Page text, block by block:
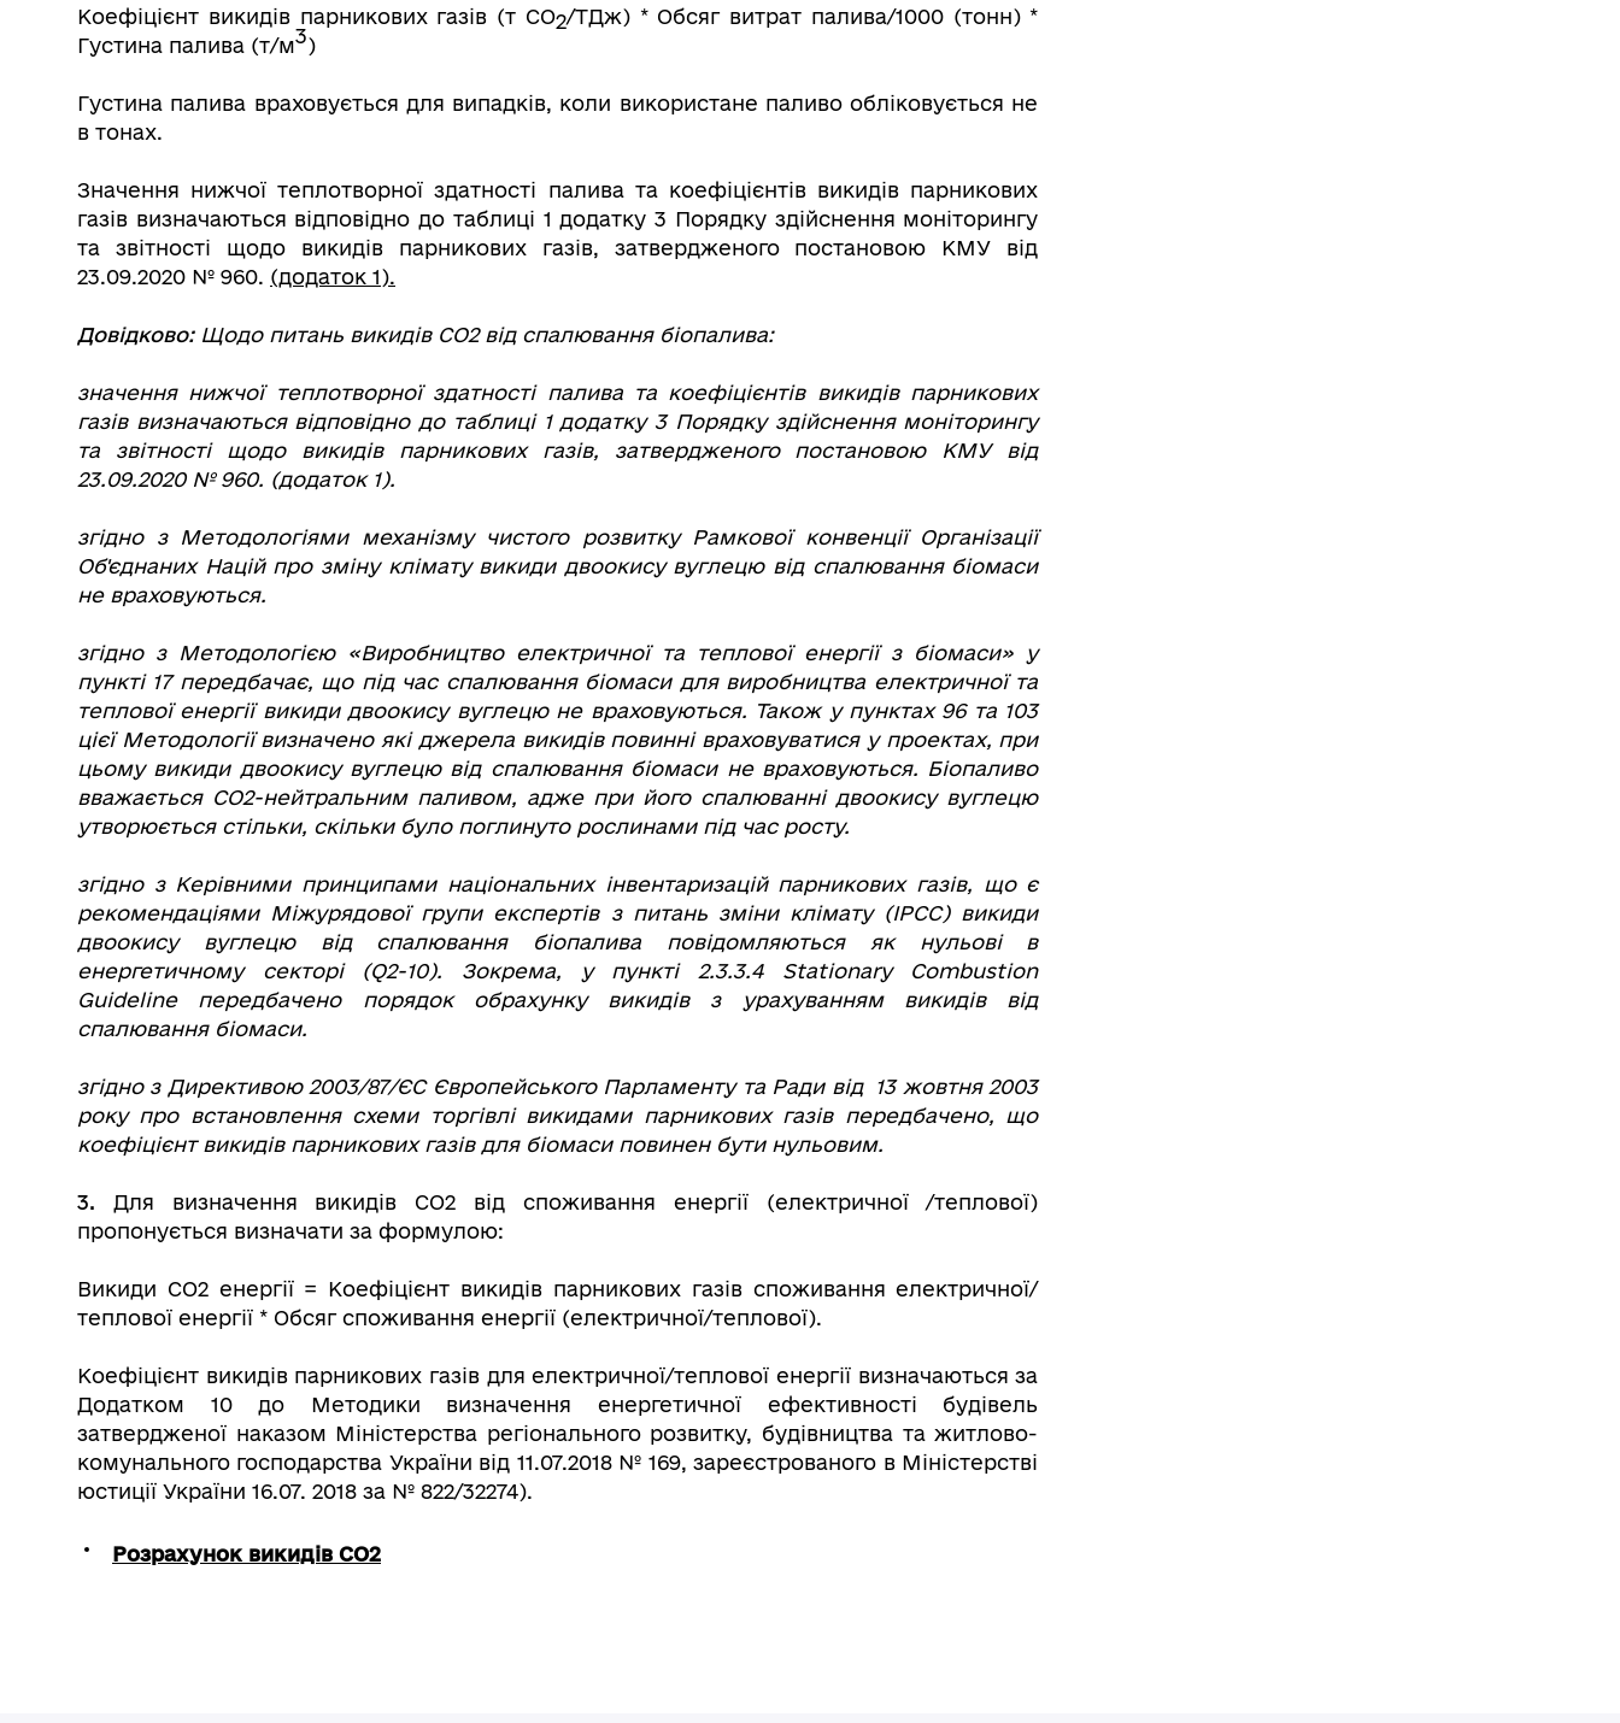
Коефіцієнт викидів парникових газів (т CO2/ТДж) * Обсяг витрат палива/1000 (тонн) *
Густина палива (т/м3)
Густина палива враховується для випадків, коли використане паливо обліковується не
в тонах.
Значення нижчої теплотворної здатності палива та коефіцієнтів викидів парникових
газів визначаються відповідно до таблиці 1 додатку 3 Порядку здійснення моніторингу
та звітності щодо викидів парникових газів, затвердженого постановою КМУ від
23.09.2020 № 960. (додаток 1).
Довідково:Щодо питань викидів СО2 від спалювання біопалива:
значеннянижчої теплотворної здатності палива та коефіцієнтів викидів парникових
газіввизначаються відповідно до таблиці 1 додатку 3 Порядку здійснення моніторингу
та звітності щодо викидів парникових газів, затвердженого постановою КМУ від
23.09.2020 № 960. (додаток 1).
згідно з Методологіями механізму чистого розвитку Рамкової конвенції Організації
Об'єднаних Націй про зміну клімату викиди двоокису вуглецю від спалювання біомаси
не враховуються.
згідно з Методологією «Виробництво електричної та теплової енергії з біомаси» у
пункті 17 передбачає, що під час спалювання біомаси для виробництва електричної та
теплової енергії викиди двоокису вуглецю не враховуються. Також у пунктах 96 та 103
цієї Методології визначено які джерела викидів повинні враховуватися у проектах, при
цьому викиди двоокису вуглецю від спалювання біомаси не враховуються. Біопаливо
вважається СО2-нейтральним паливом, адже при його спалюванні двоокису вуглецю
утворюється стільки, скільки було поглинуто рослинами під час росту.
згідно з Керівними принципами національних інвентаризацій парникових газів, що є
рекомендаціями Міжурядової групи експертів з питань зміни клімату (IPCC) викиди
двоокису вуглецю від спалювання біопалива повідомляються як нульові в
енергетичному секторі (Q2-10). Зокрема, у пункті 2.3.3.4 Stationary Combustion
Guideline передбачено порядок обрахунку викидів з урахуванням викидів від
спалювання біомаси.
згідно з Директивою 2003/87/ЄС Європейського Парламенту та Ради від 13 жовтня 2003
року про встановлення схеми торгівлі викидами парникових газів передбачено, що
коефіцієнт викидів парникових газів для біомаси повинен бути нульовим.
3. Для визначення викидів СО2 від споживання енергії (електричної /теплової)
пропонується визначати за формулою:
Викиди СО2 енергії = Коефіцієнт викидів парникових газів споживання електричної/
теплової енергії * Обсяг споживання енергії (електричної/теплової).
Коефіцієнт викидів парникових газів для електричної/теплової енергії визначаються за
Додатком 10 до Методики визначення енергетичної ефективності будівель
затвердженої наказом Міністерства регіонального розвитку, будівництва та житлово-
комунального господарства України від 11.07.2018 № 169, зареєстрованого в Міністерстві
юстиції України 16.07. 2018 за № 822/32274).
Розрахунок викидів СО2